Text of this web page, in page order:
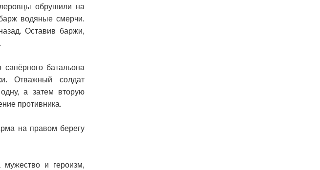
обрушили на
водяные смерчи.
Оставив баржи,
батальона
Отважный солдат
а затем вторую
противника.
на правом берегу
и героизм,